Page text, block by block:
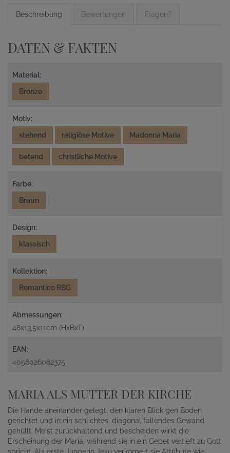
Beschreibung Bewertungen Fragen?
DATEN & FAKTEN
Material:
Bronze
Motiv:
stehend
religiöse Motive Madonna Maria
betend christliche Motive
Farbe:
Braun
Design:
klassisch
Kollektion:
Romantico RBG
Abmessungen:
48x13,5x11cm (HxBxT)
EAN:
4056026062375
MARIA ALS MUTTER DER KIRCHE
Die Hände aneinander gelegt, den klaren Blick gen Boden
gerichtet und in ein schlichtes, diagonal fallendes Gewand
gehüllt. Meist zurückhaltend und bescheiden wirkt die
Erscheinung der Maria, während sie in ein Gebet vertieft zu Gott